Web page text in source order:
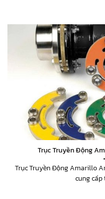
Trục Truyền Động
Trục Truyền Động Amarillo
cung cấp